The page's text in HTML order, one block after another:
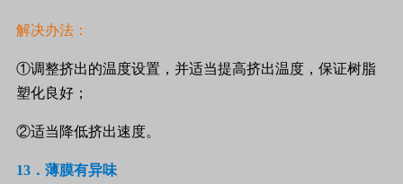
解决办法：
①调整挤出的温度设置，并适当提高挤出温度，保证树脂
塑化良好；
②适当降低挤出速度。
13 ．薄膜有异味